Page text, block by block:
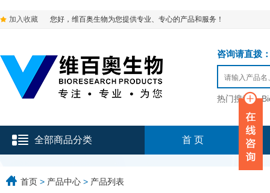
加入收藏 您好，维百奥生物为您提供专业、专心的产品和服务！
咨询请直拨
热门搜索：
全部商品分类 首 页
首页 > 产品中心 > 产品列表